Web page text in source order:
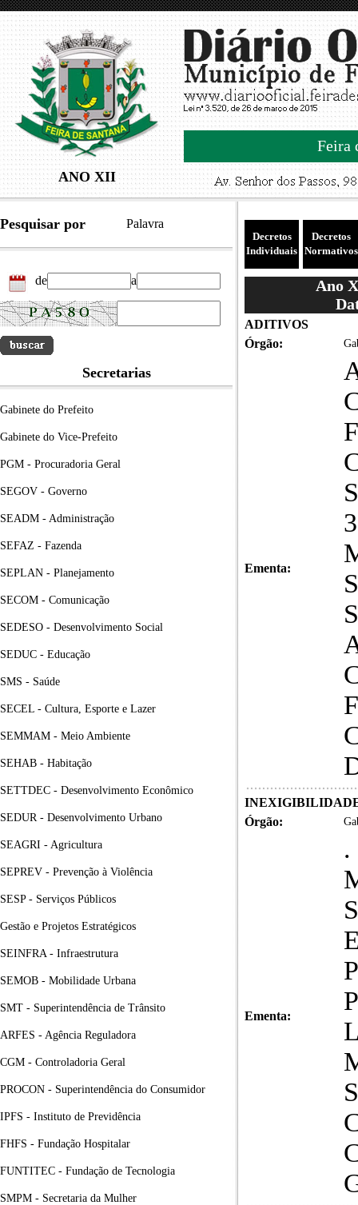
ANO XII
Feira
Pesquisar por Palavra
de a
Secretarias
Gabinete do Prefeito
Gabinete do Vice-Prefeito
PGM - Procuradoria Geral
SEGOV - Governo
SEADM - Administração
SEFAZ - Fazenda
SEPLAN - Planejamento
SECOM - Comunicação
SEDESO - Desenvolvimento Social
SEDUC - Educação
SMS - Saúde
SECEL - Cultura, Esporte e Lazer
SEMMAM - Meio Ambiente
SEHAB - Habitação
SETTDEC - Desenvolvimento Econômico
SEDUR - Desenvolvimento Urbano
SEAGRI - Agricultura
SEPREV - Prevenção à Violência
SESP - Serviços Públicos
Gestão e Projetos Estratégicos
SEINFRA - Infraestrutura
SEMOB - Mobilidade Urbana
SMT - Superintendência de Trânsito
ARFES - Agência Reguladora
CGM - Controladoria Geral
PROCON - Superintendência do Consumidor
IPFS - Instituto de Previdência
FHFS - Fundação Hospitalar
FUNTITEC - Fundação de Tecnologia
SMPM - Secretaria da Mulher
Decretos
Individuais
Decretos
Normativos
Ano
ADITIVOS
Órgão:
Ementa:
INEXIGIBILIDADE
Órgão:
Ementa:
.